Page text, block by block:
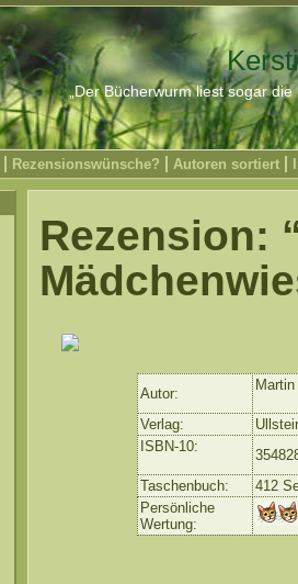
„Der Bücherwurm liest sogar
Rezensionswünsche? Autoren sortiert
Rezension:
Autor:
Verlag:
ISBN-10:
Taschenbuch:
412
Persönliche
Wertung: